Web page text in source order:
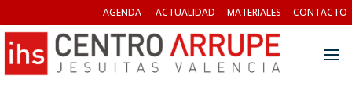
AGENDA ACTUALIDAD MATERIALES CONTACTO